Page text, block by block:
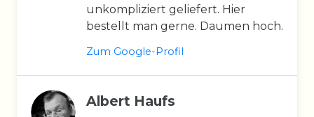
unkompliziert geliefert. Hier
bestellt man gerne. Daumen hoch.
Zum Google-Profil
Albert Haufs